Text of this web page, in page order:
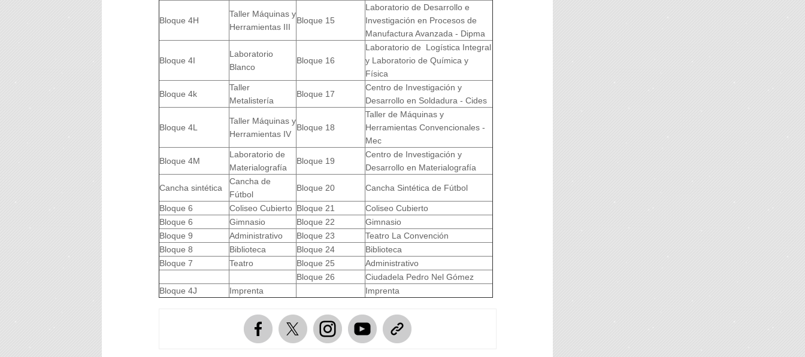
Bloque 4H
Taller Máquinas y
Herramientas III
Bloque 15
Laboratorio de Desarrollo e
Investigación en Procesos de
Manufactura Avanzada - Dipma
Bloque 4I
Laboratorio
Blanco
Bloque 16
Laboratorio de Logística Integral
y Laboratorio de Química y
Física
Bloque 4k
Taller
Metalistería
Bloque 17
Centro de Investigación y
Desarrollo en Soldadura - Cides
Bloque 4L
Taller Máquinas y
Herramientas IV
Bloque 18
Taller de Máquinas y
Herramientas Convencionales -
Mec
Bloque 4M
Laboratorio de
Materialografía
Bloque 19
Centro de Investigación y
Desarrollo en Materialografía
Cancha sintética
Cancha de
Fútbol
Bloque 20 Cancha Sintética de Fútbol
Bloque 6 Coliseo Cubierto Bloque 21
Coliseo Cubierto
Bloque 6
Gimnasio Bloque 22
Gimnasio
Bloque 9
Administrativo Bloque 23
Teatro La Convención
Bloque 8
Biblioteca Bloque 24
Biblioteca
Bloque 7
Teatro Bloque 25
Administrativo
Bloque 26
Ciudadela Pedro Nel Gómez
Bloque 4J
Imprenta Imprenta